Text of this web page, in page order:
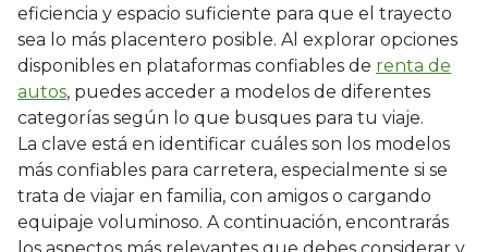
eficiencia y espacio suficiente para que el trayecto
sea lo más placentero posible. Al explorar opciones
disponibles en plataformas confiables de renta de
autos, puedes acceder a modelos de diferentes
categorías según lo que busques para tu viaje.
La clave está en identificar cuáles son los modelos
más confiables para carretera, especialmente si se
trata de viajar en familia, con amigos o cargando
equipaje voluminoso. A continuación, encontrarás